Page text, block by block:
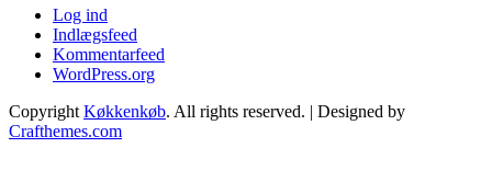
Log ind
Indlægsfeed
Kommentarfeed
WordPress.org
Copyright Køkkenkøb. All rights reserved. | Designed by
Crafthemes.com